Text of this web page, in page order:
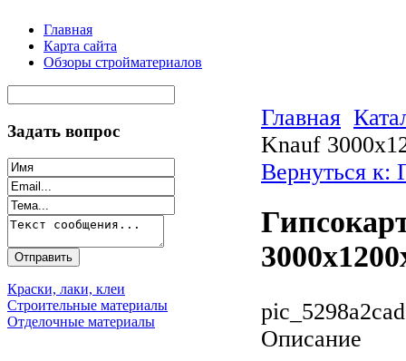
Главная
Карта сайта
Обзоры стройматериалов
Задать вопрос
Краски, лаки, клеи
Строительные материалы
Отделочные материалы
Главная
Knauf
Вернуться к:
Описание